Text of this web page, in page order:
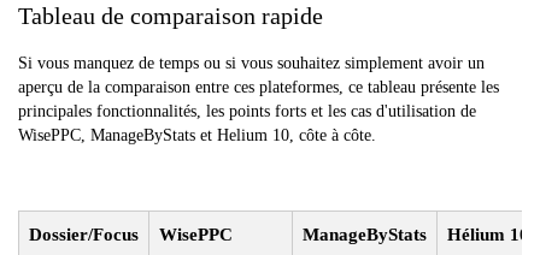
Tableau de comparaison rapide
Si vous manquez de temps ou si vous souhaitez simplement avoir un
aperçu de la comparaison entre ces plateformes, ce tableau présente les
principales fonctionnalités, les points forts et les cas d'utilisation de
WisePPC, ManageByStats et Helium 10, côte à côte.
Dossier/Focus WisePPC ManageByStats Hélium 10